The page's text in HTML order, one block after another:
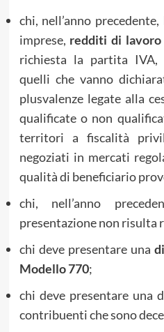
chi, nell’anno
imprese, redditi di lavoro
richiesta la partita IVA,
quelli che vanno
plusvalenze legate alla
qualificate o non
territori a fiscalità
negoziati in mercati
qualità di beneficiario
chi, nell’anno
presentazione non risulta
chi deve presentare una
Modello 770;
chi deve presentare una
contribuenti che sono